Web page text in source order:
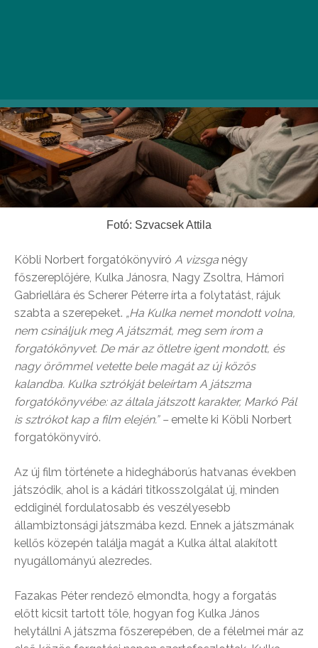
Fotó: Szvacsek Attila
Köbli Norbert forgatókönyvíró A vizsga négy
főszereplőjére, Kulka Jánosra, Nagy Zsoltra, Hámori
Gabriellára és Scherer Péterre írta a folytatást, rájuk
szabta a szerepeket. „Ha Kulka nemet mondott volna,
nem csináljuk meg A játszmát, meg sem írom a
forgatókönyvet. De már az ötletre igent mondott, és
nagy örömmel vetette bele magát az új közös
kalandba. Kulka sztrókját beleírtam A játszma
forgatókönyvébe: az általa játszott karakter, Markó Pál
is sztrókot kap a film elején.” – emelte ki Köbli Norbert
forgatókönyvíró.
Az új film története a hidegháborús hatvanas években
játszódik, ahol is a kádári titkosszolgálat új, minden
eddiginél fordulatosabb és veszélyesebb
állambiztonsági játszmába kezd. Ennek a játszmának
kellős közepén találja magát a Kulka által alakított
nyugállományú alezredes.
Fazakas Péter rendező elmondta, hogy a forgatás
előtt kicsit tartott tőle, hogyan fog Kulka János
helytállni A játszma főszerepében, de a félelmei már az